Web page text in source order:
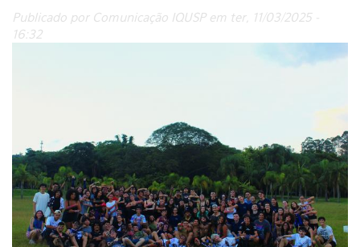
Publicado por Comunicação IQUSP em ter, 11/03/2025 -
16:32